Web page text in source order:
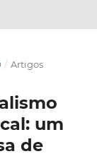
/ Artigos
um
de